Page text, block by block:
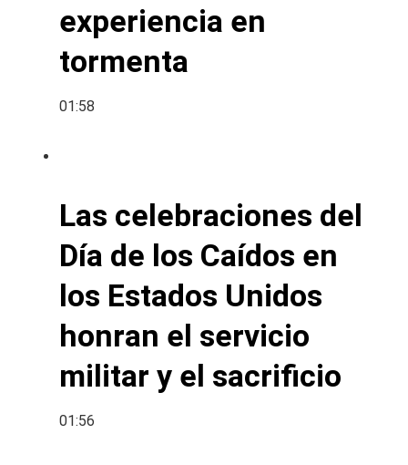
experiencia en
tormenta
01:58
Las celebraciones del
Día de los Caídos en
los Estados Unidos
honran el servicio
militar y el sacrificio
01:56